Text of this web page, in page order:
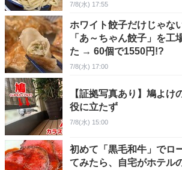
7/8(水) 17:55
ホワイト餃子だけじゃな
「あ～ちゃん餃子」を工
た → 60個で1550円!?
7/8(水) 17:00
【証拠写真あり】鳩よけ
役に立たず
7/8(水) 15:00
初めて「黒毛和牛」でロ
てみたら、自宅がホテル